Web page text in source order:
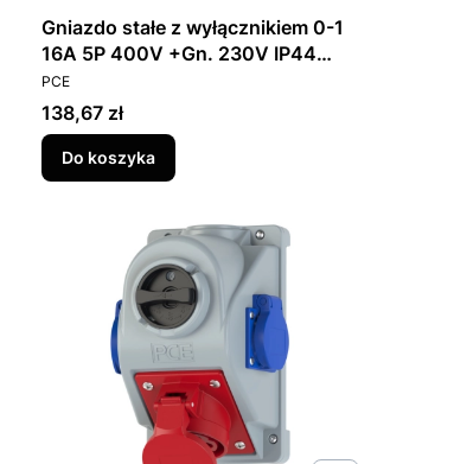
Gniazdo stałe z wyłącznikiem 0-1
16A 5P 400V +Gn. 230V IP44
COMBO-POL
PRODUCENT
PCE
Cena
138,67 zł
Do koszyka